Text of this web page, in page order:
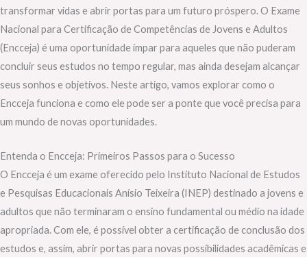
transformar vidas e abrir portas para um futuro próspero. O Exame
Nacional para Certificação de Competências de Jovens e Adultos
(Encceja) é uma oportunidade ímpar para aqueles que não puderam
concluir seus estudos no tempo regular, mas ainda desejam alcançar
seus sonhos e objetivos. Neste artigo, vamos explorar como o
Encceja funciona e como ele pode ser a ponte que você precisa para
um mundo de novas oportunidades.
Entenda o Encceja: Primeiros Passos para o Sucesso
O Encceja é um exame oferecido pelo Instituto Nacional de Estudos
e Pesquisas Educacionais Anísio Teixeira (INEP) destinado a jovens e
adultos que não terminaram o ensino fundamental ou médio na idade
apropriada. Com ele, é possível obter a certificação de conclusão dos
estudos e, assim, abrir portas para novas possibilidades acadêmicas e